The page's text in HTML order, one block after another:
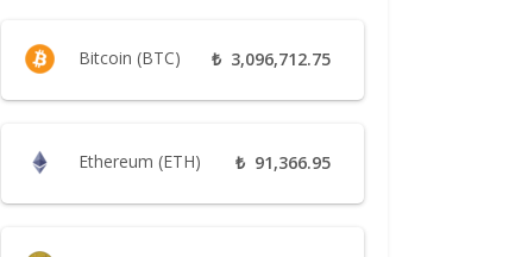
Bitcoin (BTC) ₺ 3,096,712.75
Ethereum (ETH) ₺ 91,366.95